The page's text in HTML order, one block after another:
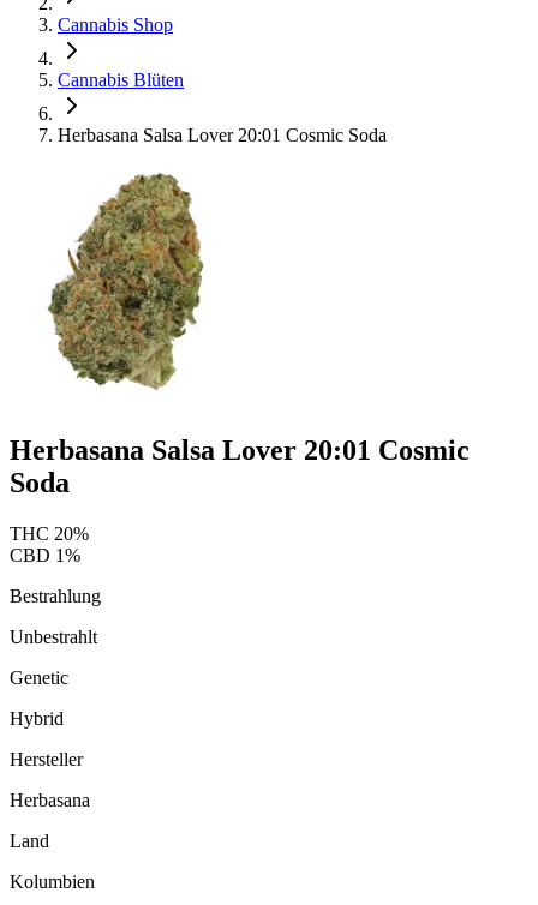
Cannabis Shop
Cannabis Blüten
Herbasana Salsa Lover 20:01 Cosmic Soda
Herbasana Salsa Lover 20:01 Cosmic
Soda
THC 20%
CBD 1%
Bestrahlung
Unbestrahlt
Genetic
Hybrid
Hersteller
Herbasana
Land
Kolumbien